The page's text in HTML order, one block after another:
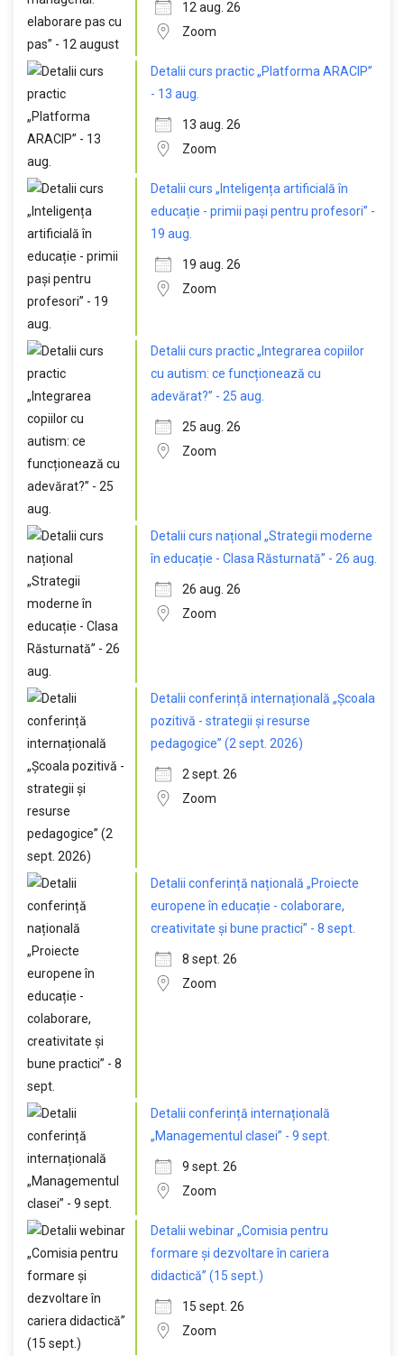
12 aug. 26
Zoom
Detalii curs practic „Platforma ARACIP”
- 13 aug.
13 aug. 26
Zoom
Detalii curs „Inteligența artificială în
educație - primii pași pentru profesori” -
19 aug.
19 aug. 26
Zoom
Detalii curs practic „Integrarea copiilor
cu autism: ce funcționează cu
adevărat?” - 25 aug.
25 aug. 26
Zoom
Detalii curs național „Strategii moderne
în educație - Clasa Răsturnată” - 26 aug.
26 aug. 26
Zoom
Detalii conferință internațională „Școala
pozitivă - strategii și resurse
pedagogice” (2 sept. 2026)
2 sept. 26
Zoom
Detalii conferință națională „Proiecte
europene în educație - colaborare,
creativitate și bune practici” - 8 sept.
8 sept. 26
Zoom
Detalii conferință internațională
„Managementul clasei” - 9 sept.
9 sept. 26
Zoom
Detalii webinar „Comisia pentru
formare și dezvoltare în cariera
didactică” (15 sept.)
15 sept. 26
Zoom